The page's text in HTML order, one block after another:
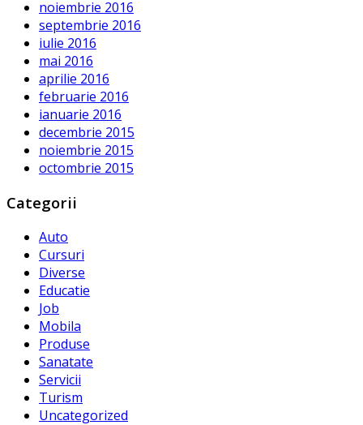
noiembrie 2016
septembrie 2016
iulie 2016
mai 2016
aprilie 2016
februarie 2016
ianuarie 2016
decembrie 2015
noiembrie 2015
octombrie 2015
Categorii
Auto
Cursuri
Diverse
Educatie
Job
Mobila
Produse
Sanatate
Servicii
Turism
Uncategorized